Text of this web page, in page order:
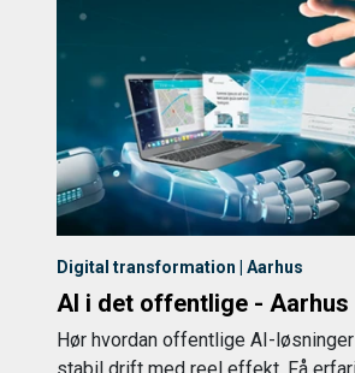
Digital transformation | Aarhus
AI i det offentlige - Aarhus
Hør hvordan offentlige AI-